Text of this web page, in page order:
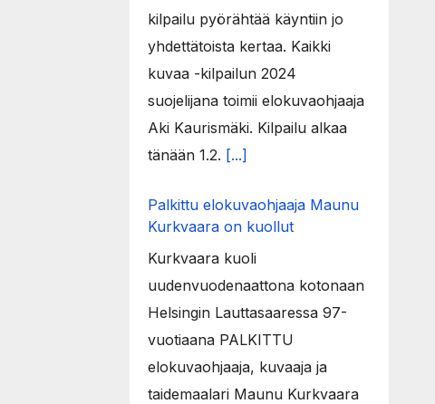
kilpailu pyörähtää käyntiin jo
yhdettätoista kertaa. Kaikki
kuvaa -kilpailun 2024
suojelijana toimii elokuvaohjaaja
Aki Kaurismäki. Kilpailu alkaa
tänään 1.2. [...]
Palkittu elokuvaohjaaja Maunu
Kurkvaara on kuollut
Kurkvaara kuoli
uudenvuodenaattona kotonaan
Helsingin Lauttasaaressa 97-
vuotiaana PALKITTU
elokuvaohjaaja, kuvaaja ja
taidemaalari Maunu Kurkvaara